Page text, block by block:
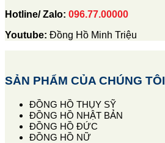
Hotline/ Zalo: 096.77.00000
Youtube: Đồng Hồ Minh Triệu
SẢN PHẨM CỦA CHÚNG TÔI
ĐỒNG HỒ THỤY SỸ
ĐỒNG HỒ NHẬT BẢN
ĐỒNG HỒ ĐỨC
ĐỒNG HỒ NỮ